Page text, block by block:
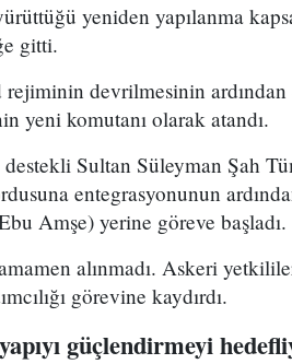
yeniden yapılanma
gitti.
devrilmesinin ardından
yeni komutanı olarak atandı.
Sultan Süleyman Şah
entegrasyonunun
Amşe) yerine göreve başladı.
alınmadı. Askeri
görevine kaydırdı.
güçlendirmeyi